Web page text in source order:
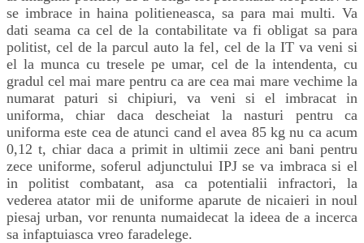
se imbrace in haina politieneasca, sa para mai multi. Va
dati seama ca cel de la contabilitate va fi obligat sa para
politist, cel de la parcul auto la fel, cel de la IT va veni si
el la munca cu tresele pe umar, cel de la intendenta, cu
gradul cel mai mare pentru ca are cea mai mare vechime la
numarat paturi si chipiuri, va veni si el imbracat in
uniforma, chiar daca descheiat la nasturi pentru ca
uniforma este cea de atunci cand el avea 85 kg nu ca acum
0,12 t, chiar daca a primit in ultimii zece ani bani pentru
zece uniforme, soferul adjunctului IPJ se va imbraca si el
in politist combatant, asa ca potentialii infractori, la
vederea atator mii de uniforme aparute de nicaieri in noul
piesaj urban, vor renunta numaidecat la ideea de a incerca
sa infaptuiasca vreo faradelege.